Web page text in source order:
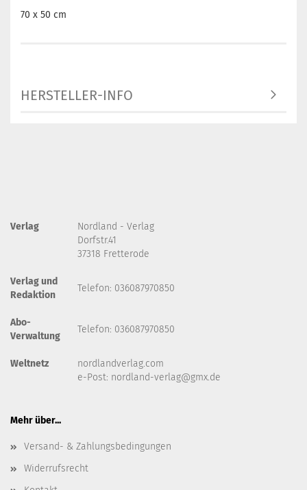
70 x 50 cm
HERSTELLER-INFO
Verlag
Nordland - Verlag
Dorfstr.41
37318 Fretterode
Verlag und
Redaktion
Telefon: 036087970850
Abo-
Verwaltung
Telefon: 036087970850
Weltnetz
nordlandverlag.com
e-Post: nordland-verlag@gmx.de
Mehr über...
Versand- & Zahlungsbedingungen
Widerrufsrecht